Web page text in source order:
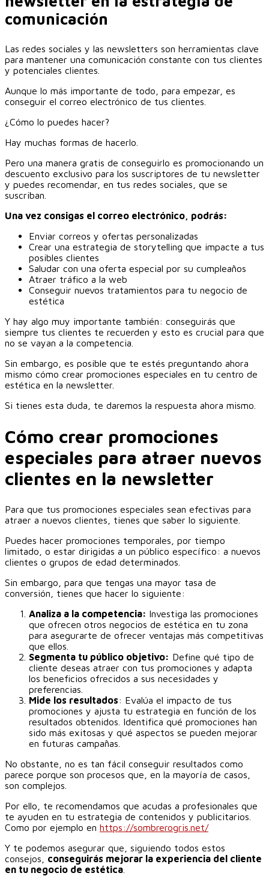
comunicación
Las redes sociales y las newsletters son herramientas clave
para mantener una comunicación constante con tus clientes
y potenciales clientes.
Aunque lo más importante de todo, para empezar, es
conseguir el correo electrónico de tus clientes.
¿Cómo lo puedes hacer?
Hay muchas formas de hacerlo.
Pero una manera gratis de conseguirlo es promocionando un
descuento exclusivo para los suscriptores de tu newsletter
y puedes recomendar, en tus redes sociales, que se
suscriban.
Una vez consigas el correo electrónico, podrás:
Enviar correos y ofertas personalizadas
Crear una estrategia de storytelling que impacte a tus
posibles clientes
Saludar con una oferta especial por su cumpleaños
Atraer tráfico a la web
Conseguir nuevos tratamientos para tu negocio de
estética
Y hay algo muy importante también: conseguirás que
siempre tus clientes te recuerden y esto es crucial para que
no se vayan a la competencia.
Sin embargo, es posible que te estés preguntando ahora
mismo cómo crear promociones especiales en tu centro de
estética en la newsletter.
Si tienes esta duda, te daremos la respuesta ahora mismo.
Cómo crear promociones
especiales para atraer nuevos
clientes en la newsletter
Para que tus promociones especiales sean efectivas para
atraer a nuevos clientes, tienes que saber lo siguiente.
Puedes hacer promociones temporales, por tiempo
limitado, o estar dirigidas a un público específico: a nuevos
clientes o grupos de edad determinados.
Sin embargo, para que tengas una mayor tasa de
conversión, tienes que hacer lo siguiente:
Analiza a la competencia: Investiga las promociones
que ofrecen otros negocios de estética en tu zona
para asegurarte de ofrecer ventajas más competitivas
que ellos.
Segmenta tu público objetivo: Define qué tipo de
cliente deseas atraer con tus promociones y adapta
los beneficios ofrecidos a sus necesidades y
preferencias.
Mide los resultados: Evalúa el impacto de tus
promociones y ajusta tu estrategia en función de los
resultados obtenidos. Identifica qué promociones han
sido más exitosas y qué aspectos se pueden mejorar
en futuras campañas.
No obstante, no es tan fácil conseguir resultados como
parece porque son procesos que, en la mayoría de casos,
son complejos.
Por ello, te recomendamos que acudas a profesionales que
te ayuden en tu estrategia de contenidos y publicitarios.
Como por ejemplo en https://sombrerogris.net/
Y te podemos asegurar que, siguiendo todos estos
consejos, conseguirás mejorar la experiencia del cliente
en tu negocio de estética